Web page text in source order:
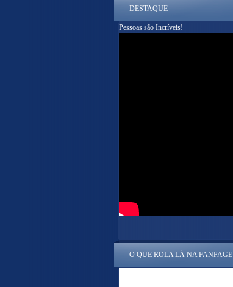
DESTAQUE
Pessoas são Incríveis!
O QUE ROLA LÁ NA FANPAGE